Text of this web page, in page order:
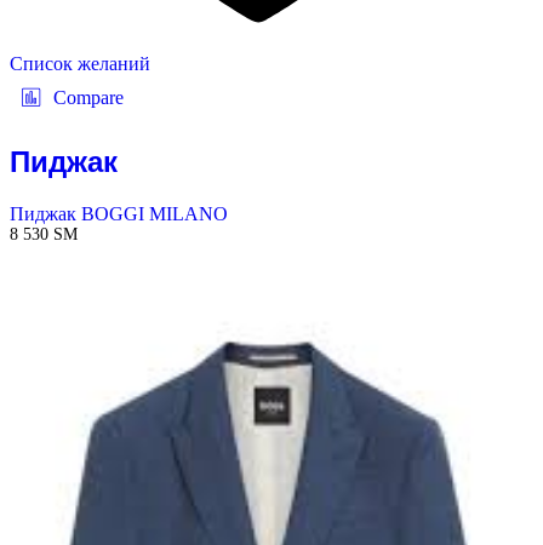
Список желаний
Compare
Пиджак
Пиджак BOGGI MILANO
8 530 ЅМ